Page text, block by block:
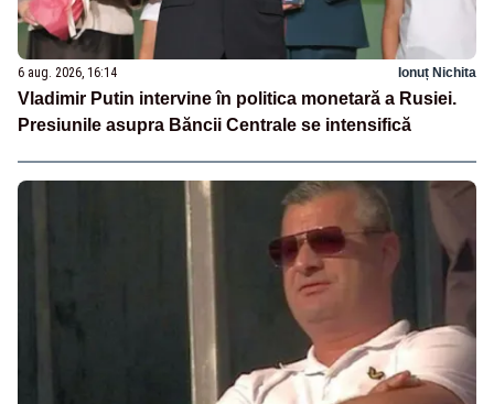
6 aug. 2026, 16:14 Ionuț Nichita
Vladimir Putin intervine în politica monetară a Rusiei.
Presiunile asupra Băncii Centrale se intensifică